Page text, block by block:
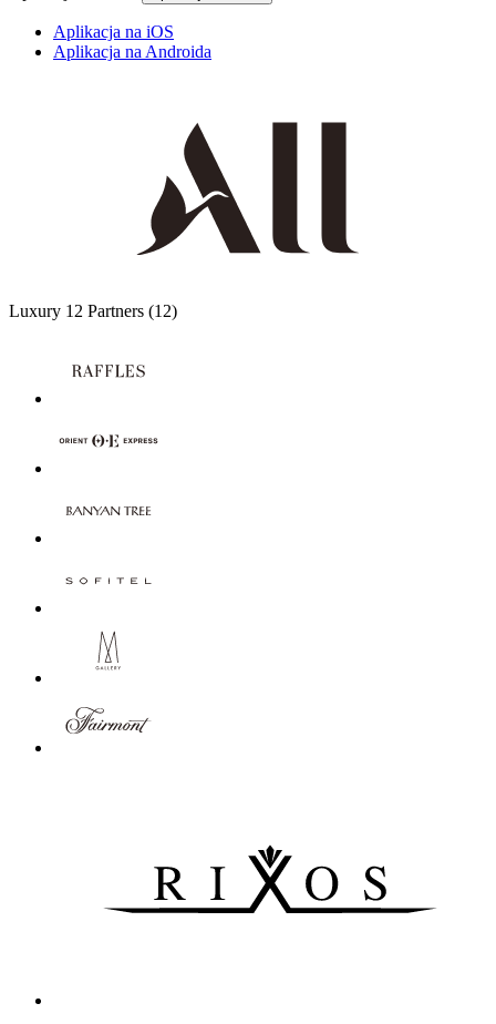
Aplikacja na iOS
Aplikacja na Androida
Luxury 12 Partners (12)